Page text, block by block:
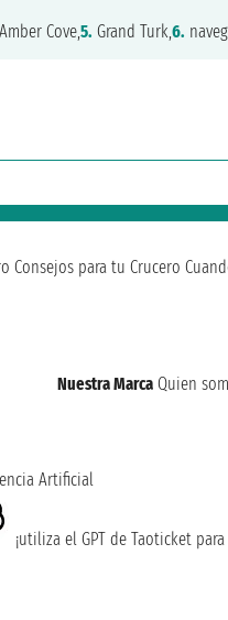
Amber Cove,5. Grand Turk,6.
Consejos para tu Crucero
Nuestra Marca Quien
Artificial
¡utiliza el GPT de Taoticket